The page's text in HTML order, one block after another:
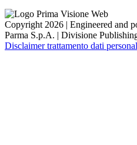
Copyright 2026 | Engineered and
Parma S.p.A. | Divisione
Disclaimer trattamento dati